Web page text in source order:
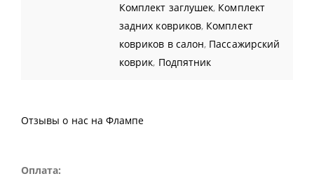
Комплект заглушек, Комплект
задних ковриков, Комплект
ковриков в салон, Пассажирский
коврик, Подпятник
Отзывы о нас на Флампе
Оплата: